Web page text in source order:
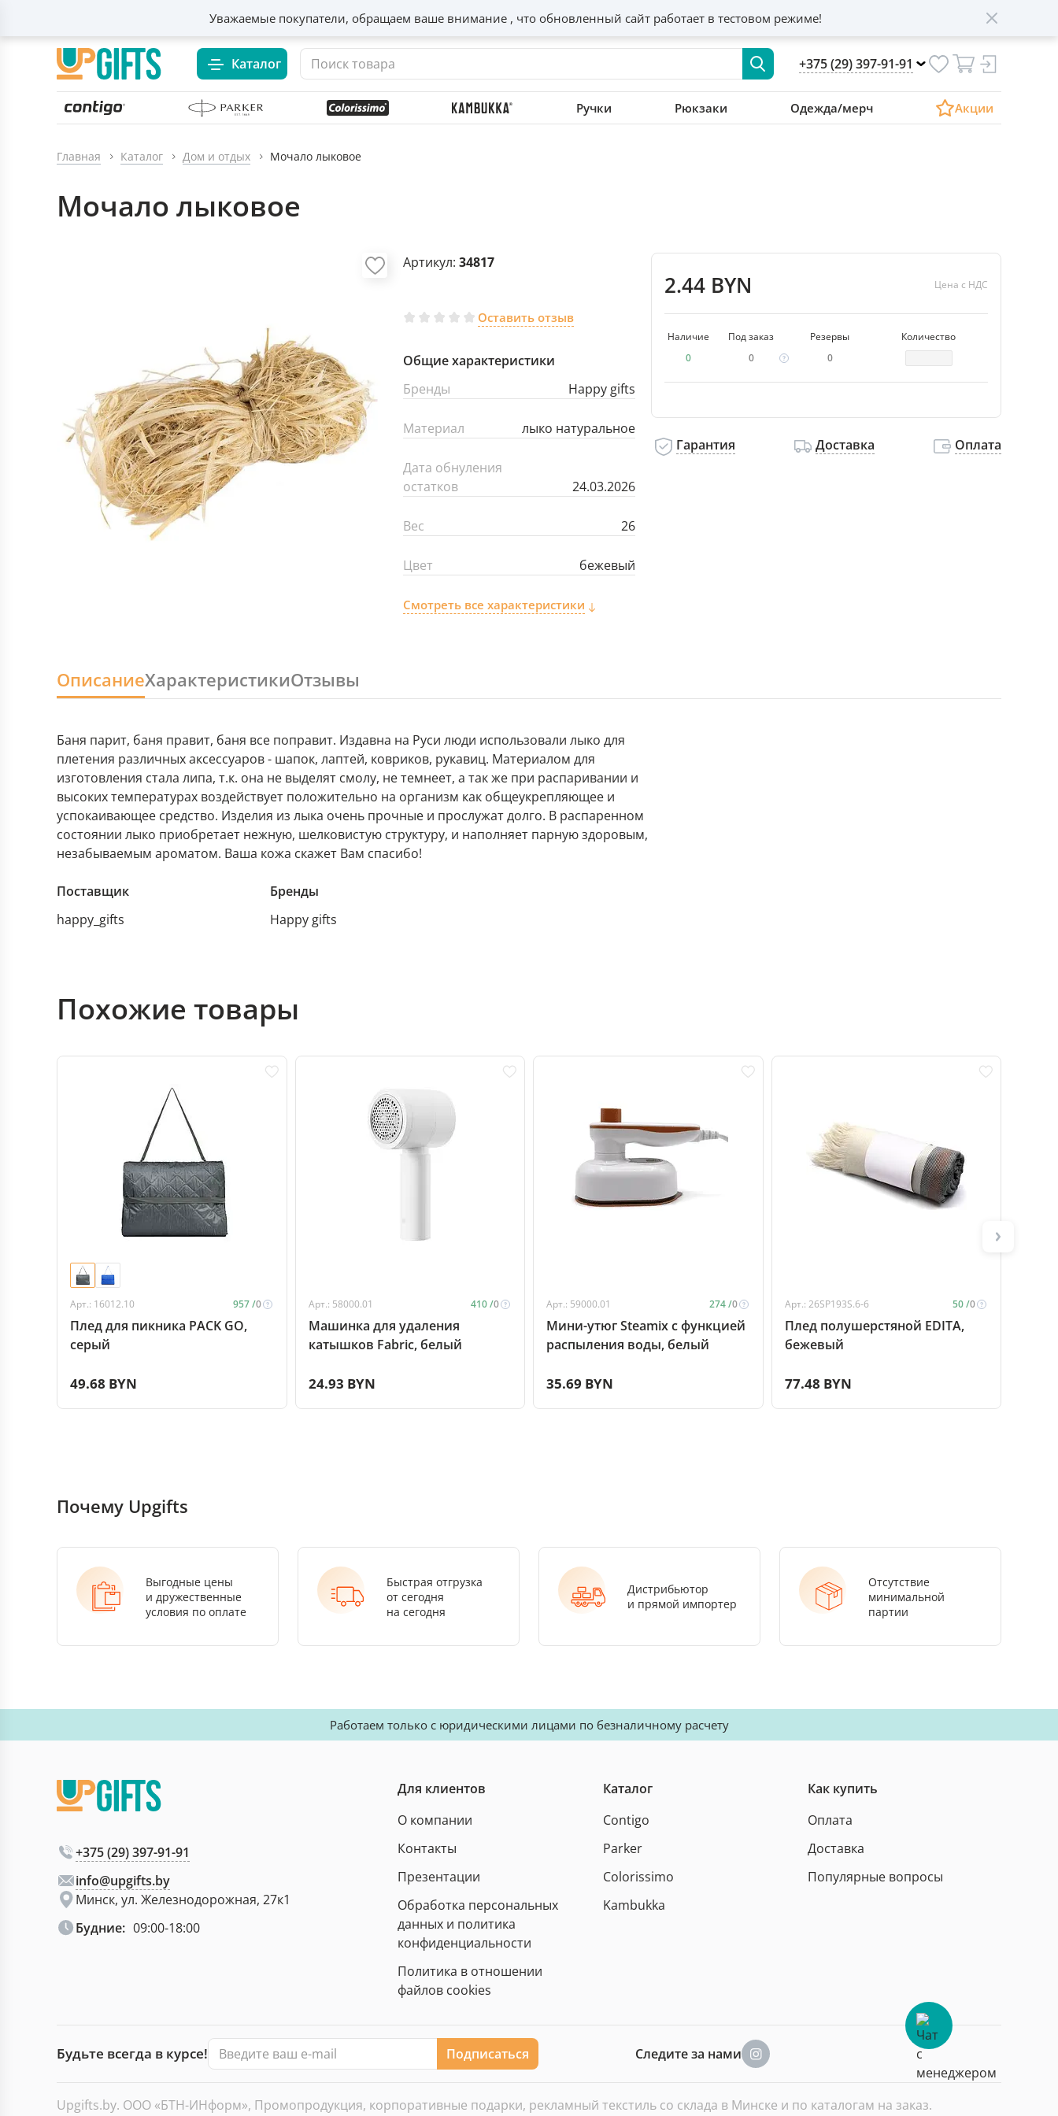
Уважаемые покупатели, обращаем ваше внимание , что обновленный сайт работает в тестовом режиме!
Каталог +375 (29) 397-91-91
Ручки Рюкзаки Одежда/мерч Акции
Главная Каталог Дом и отдых Мочало лыковое
Мочало лыковое
Артикул: 34817
Оставить отзыв
Общие характеристики
Бренды
Happy gifts
Материал лыко натуральное
Дата обнуления
остатков
24.03.2026
Вес 26
Цвет бежевый
Смотреть все характеристики
2.44 BYN Цена с НДС
Наличие Под заказ Резервы
Количество
0
0 0
Гарантия Доставка Оплата
ОписаниеХарактеристикиОтзывы
Баня парит, баня правит, баня все поправит. Издавна на Руси люди использовали лыко для
плетения различных аксессуаров - шапок, лаптей, ковриков, рукавиц. Материалом для
изготовления стала липа, т.к. она не выделят смолу, не темнеет, а так же при распаривании и
высоких температурах воздействует положительно на организм как общеукрепляющее и
успокаивающее средство. Изделия из лыка очень прочные и прослужат долго. В распаренном
состоянии лыко приобретает нежную, шелковистую структуру, и наполняет парную здоровым,
незабываемым ароматом. Ваша кожа скажет Вам спасибо!
Поставщик
happy_gifts
Бренды
Happy gifts
Похожие товары
Арт.: 16012.10 957 /0
Плед для пикника PACK GO,
серый
49.68 BYN
Арт.: 58000.01 410 /0
Машинка для удаления
катышков Fabric, белый
24.93 BYN
Арт.: 59000.01 274 /0
Мини-утюг Steamix с функцией
распыления воды, белый
35.69 BYN
Арт.: 26SP193S.6-6 50 /0
Плед полушерстяной EDITA,
бежевый
77.48 BYN
Почему Upgifts
Выгодные цены
и дружественные
условия по оплате
Быстрая отгрузка
от сегодня
на сегодня
Дистрибьютор
и прямой импортер
Отсутствие
минимальной
партии
Работаем только с юридическими лицами по безналичному расчету
+375 (29) 397-91-91
info@upgifts.by
Минск, ул. Железнодорожная, 27к1
Будние: 09:00-18:00
Для клиентов
О компании
Контакты
Презентации
Обработка персональных
данных и политика
конфиденциальности
Политика в отношении
файлов cookies
Каталог
Contigo
Parker
Colorissimo
Kambukka
Как купить
Оплата
Доставка
Популярные вопросы
Будьте всегда в курсе! Подписаться Следите за нами
Upgifts.by. ООО «БТН-ИНформ», Промопродукция, корпоративные подарки, рекламный текстиль со склада в Минске и по каталогам на заказ.